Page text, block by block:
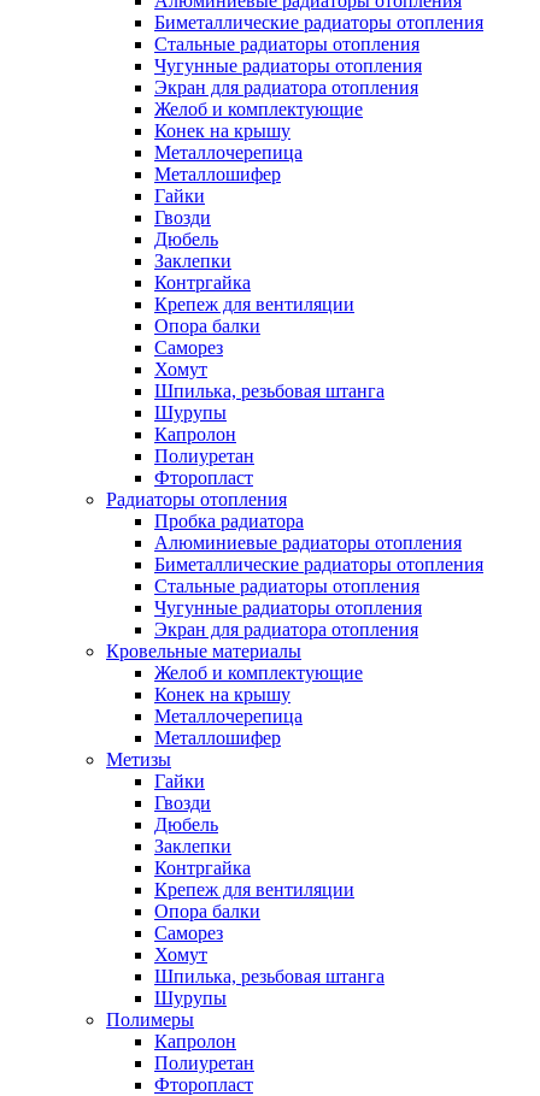
Биметаллические радиаторы отопления
Стальные радиаторы отопления
Чугунные радиаторы отопления
Экран для радиатора отопления
Желоб и комплектующие
Конек на крышу
Металлочерепица
Металлошифер
Гайки
Гвозди
Дюбель
Заклепки
Контргайка
Крепеж для вентиляции
Опора балки
Саморез
Хомут
Шпилька, резьбовая штанга
Шурупы
Капролон
Полиуретан
Фторопласт
Радиаторы отопления
Пробка радиатора
Алюминиевые радиаторы отопления
Биметаллические радиаторы отопления
Стальные радиаторы отопления
Чугунные радиаторы отопления
Экран для радиатора отопления
Кровельные материалы
Желоб и комплектующие
Конек на крышу
Металлочерепица
Металлошифер
Метизы
Гайки
Гвозди
Дюбель
Заклепки
Контргайка
Крепеж для вентиляции
Опора балки
Саморез
Хомут
Шпилька, резьбовая штанга
Шурупы
Полимеры
Капролон
Полиуретан
Фторопласт